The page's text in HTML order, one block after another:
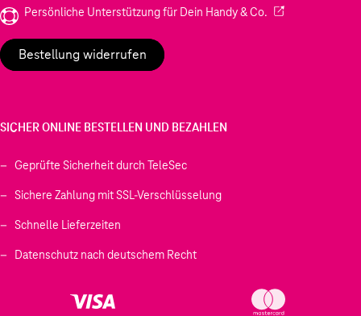
Persönliche Unterstützung für Dein Handy & Co. (Wird in einem
Bestellung widerrufen
SICHER ONLINE BESTELLEN UND BEZAHLEN
Geprüfte Sicherheit durch TeleSec
Sichere Zahlung mit SSL-Verschlüsselung
Schnelle Lieferzeiten
Datenschutz nach deutschem Recht